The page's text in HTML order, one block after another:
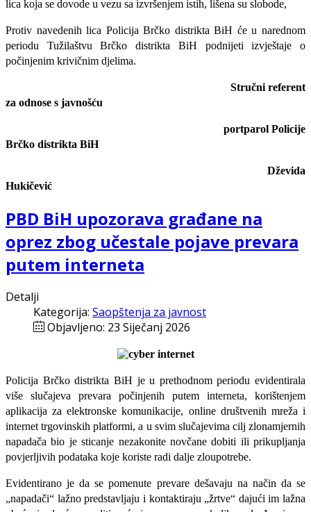
lica koja se dovode u vezu sa izvršenjem istih, lišena su slobode,
Protiv navedenih lica Policija Brčko distrikta BiH će u narednom
periodu Tužilaštvu Brčko distrikta BiH podnijeti izvještaje o
počinjenim krivičnim djelima.
Stručni referent
za odnose s javnošću
portparol Policije
Brčko distrikta BiH
Dževida
Hukičević
PBD BiH upozorava građane na
oprez zbog učestale pojave prevara
putem interneta
Detalji
Kategorija: Saopštenja za javnost
Objavljeno: 23 Siječanj 2026
Policija Brčko distrikta BiH je u prethodnom periodu evidentirala
više slučajeva prevara počinjenih putem interneta, korištenjem
aplikacija za elektronske komunikacije, online društvenih mreža i
internet trgovinskih platformi, a usvim slučajevima cilj zlonamjernih
napadača bio je sticanje nezakonite novčane dobiti ili prikupljanja
povjerljivih podataka koje koriste radi dalje zloupotrebe.
Evidentirano je da se pomenute prevare dešavaju na način da se
„napadači“ lažno predstavljaju i kontaktiraju „žrtve“ dajući im lažna